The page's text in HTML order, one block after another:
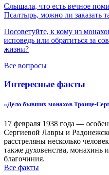
Слышала, что есть вечное
Псалтырь, можно ли заказать
Посоветуйте, к кому из
исповедь или обратиться за
жизни?
Все вопросы
Интересные факты
«Дело бывших монахов Троице-
17 февраля 1938 года —
Сергиевой Лавры и
расстреляны несколько
также духовенства, монахинь
благочиния.
Все факты